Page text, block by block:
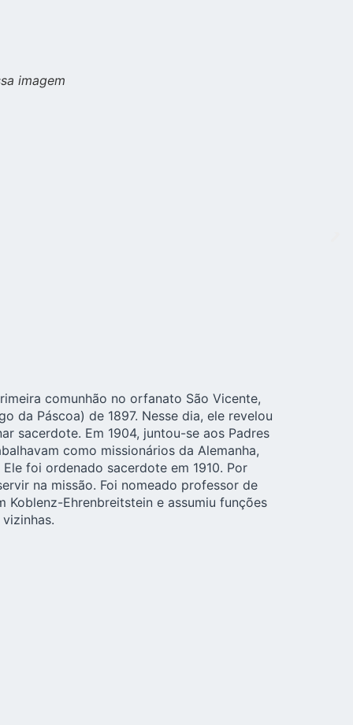
imagem
comunhão no orfanato São Vicente,
da Páscoa) de 1897. Nesse dia, ele revelou
sacerdote. Em 1904, juntou-se aos Padres
como missionários da Alemanha,
foi ordenado sacerdote em 1910. Por
na missão. Foi nomeado professor de
Koblenz-Ehrenbreitstein e assumiu funções